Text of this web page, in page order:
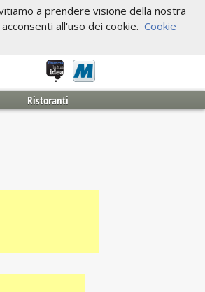
a prendere visione della nostra
all'uso dei cookie. Cookie
Ristoranti